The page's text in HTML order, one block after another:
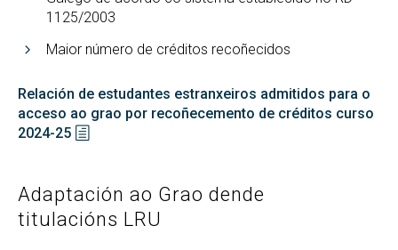
1125/2003
Maior número de créditos recoñecidos
Relación de estudantes estranxeiros admitidos para o
acceso ao grao por recoñecemento de créditos curso
2024-25
Adaptación ao Grao dende
titulacións LRU